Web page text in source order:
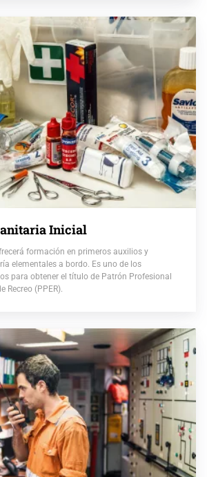
Inicial
formación en primeros auxilios y
elementales a bordo. Es uno de los
para obtener el título de Patrón Profesional
Recreo (PPER).